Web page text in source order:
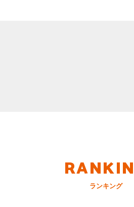
ランキング